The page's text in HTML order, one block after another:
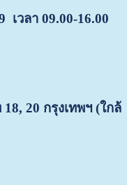
วลา 09.00-16.00
20 กรุงเทพฯ (ใกล้